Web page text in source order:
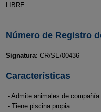
LIBRE
Número de Registro
Signatura: CR/SE/00436
Características
- Admite animales de compañía.
- Tiene piscina propia.